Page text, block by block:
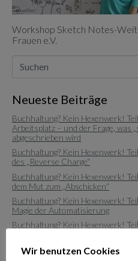
Workshop Sketch Notes-
Frauen e.V.
Neueste Beiträge
Buchhaltung? Kein Hexenwerk!
Arbeitsplatz – und der Frage, was
abgeschrieben wird
Buchhaltung? Kein Hexenwerk!
des „Reverse Charge“
Buchhaltung? Kein Hexenwerk!
dem Mut zum „Abschicken“
Buchhaltung? Kein Hexenwerk!
Magie der Automatisierung
Buchhaltung? Kein Hexenwerk!
Wir benutzen Cookies